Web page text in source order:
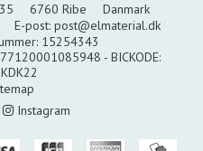
6760 Ribe
Danmark
E-post: post@elmaterial.dk
:15254343
- BICKODE:
Instagram